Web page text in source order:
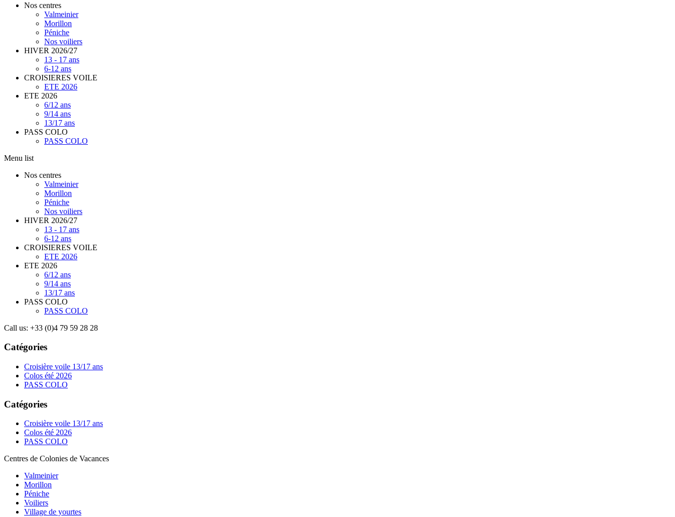
Nos centres
Valmeinier
Morillon
Péniche
Nos voiliers
HIVER 2026/27
13 - 17 ans
6-12 ans
CROISIERES VOILE
ETE 2026
ETE 2026
6/12 ans
9/14 ans
13/17 ans
PASS COLO
PASS COLO
Menu list
Nos centres
Valmeinier
Morillon
Péniche
Nos voiliers
HIVER 2026/27
13 - 17 ans
6-12 ans
CROISIERES VOILE
ETE 2026
ETE 2026
6/12 ans
9/14 ans
13/17 ans
PASS COLO
PASS COLO
Call us: +33 (0)4 79 59 28 28
Catégories
Croisière voile 13/17 ans
Colos été 2026
PASS COLO
Catégories
Croisière voile 13/17 ans
Colos été 2026
PASS COLO
Centres de Colonies de Vacances
Valmeinier
Morillon
Péniche
Voiliers
Village de yourtes